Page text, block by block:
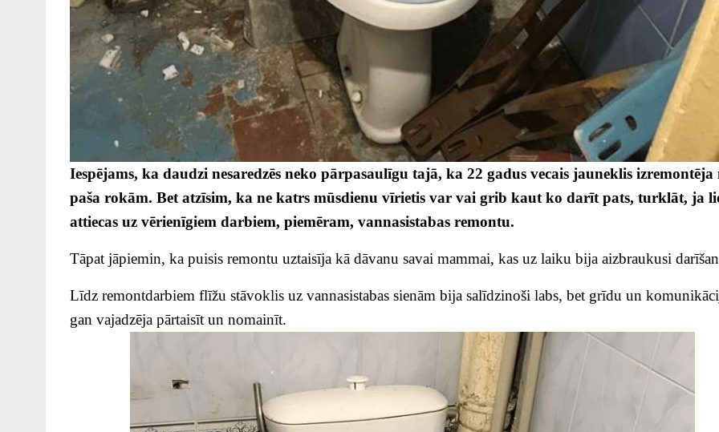
Iespējams, ka daudzi nesaredzēs neko pārpasaulīgu tajā, ka 22 gadus vecais jauneklis
paša rokām. Bet atzīsim, ka ne katrs mūsdienu vīrietis var vai grib kaut ko darīt pats, turklāt, ja
attiecas uz vērienīgiem darbiem, piemēram, vannasistabas remontu.
Tāpat jāpiemin, ka puisis remontu uztaisīja kā dāvanu savai mammai, kas uz laiku bija aizbraukusi
Līdz remontdarbiem flīžu stāvoklis uz vannasistabas sienām bija salīdzinoši labs, bet grīdu un
gan vajadzēja pārtaisīt un nomainīt.